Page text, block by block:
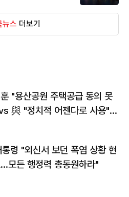
뉴스 더보기
"용산공원 주택공급 동의 못
與 "정치적 어젠다로 사용"
령 "외신서 보던 폭염 상황 현
모든 행정력 총동원하라"